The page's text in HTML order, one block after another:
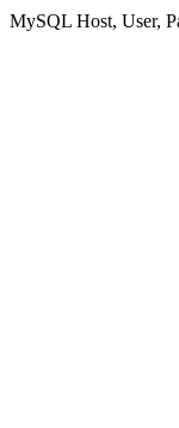
MySQL Host, User,